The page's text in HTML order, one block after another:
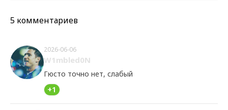
5 комментариев
2026-06-06
W1mbled0N
Гюсто точно нет, слабый
+1